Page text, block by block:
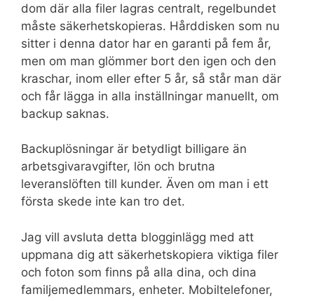
dom där alla filer lagras centralt, regelbundet
måste säkerhetskopieras. Hårddisken som nu
sitter i denna dator har en garanti på fem år,
men om man glömmer bort den igen och den
kraschar, inom eller efter 5 år, så står man där
och får lägga in alla inställningar manuellt, om
backup saknas.
Backuplösningar är betydligt billigare än
arbetsgivaravgifter, lön och brutna
leveranslöften till kunder. Även om man i ett
första skede inte kan tro det.
Jag vill avsluta detta blogginlägg med att
uppmana dig att säkerhetskopiera viktiga filer
och foton som finns på alla dina, och dina
familjemedlemmars, enheter. Mobiltelefoner,